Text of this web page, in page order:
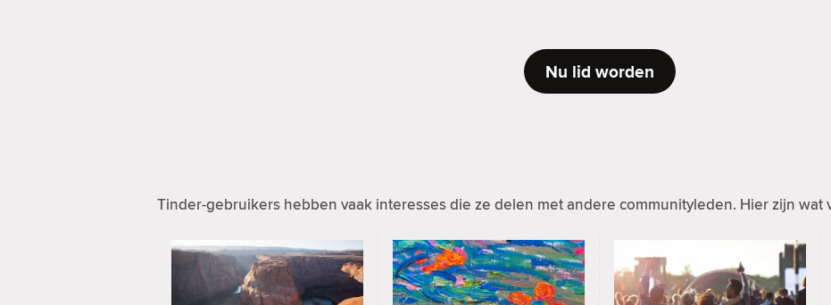
Nu lid worden
Tinder-gebruikers hebben vaak interesses die ze delen met andere communityleden. Hier zijn